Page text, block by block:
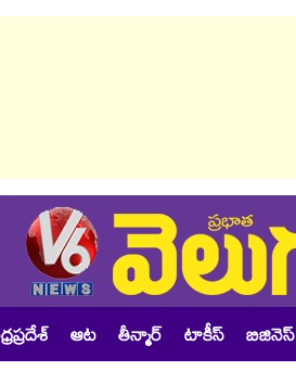
ఆట తీన్మార్ టాకీస్ బిజినెస్